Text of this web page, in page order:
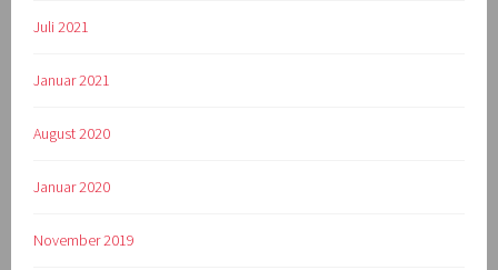
Juli 2021
Januar 2021
August 2020
Januar 2020
November 2019